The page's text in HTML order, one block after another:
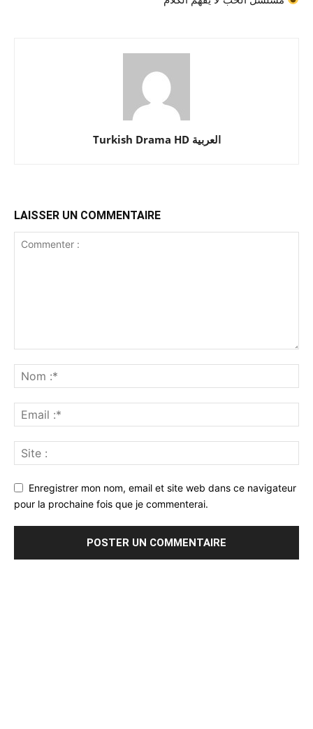
Turkish Drama HD العربية
LAISSER UN COMMENTAIRE
Enregistrer mon nom, email et site web dans ce navigateur
pour la prochaine fois que je commenterai.